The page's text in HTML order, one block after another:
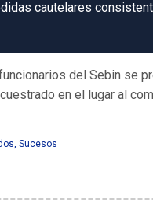
cautelares
del Sebin se
en el lugar al
, Sucesos